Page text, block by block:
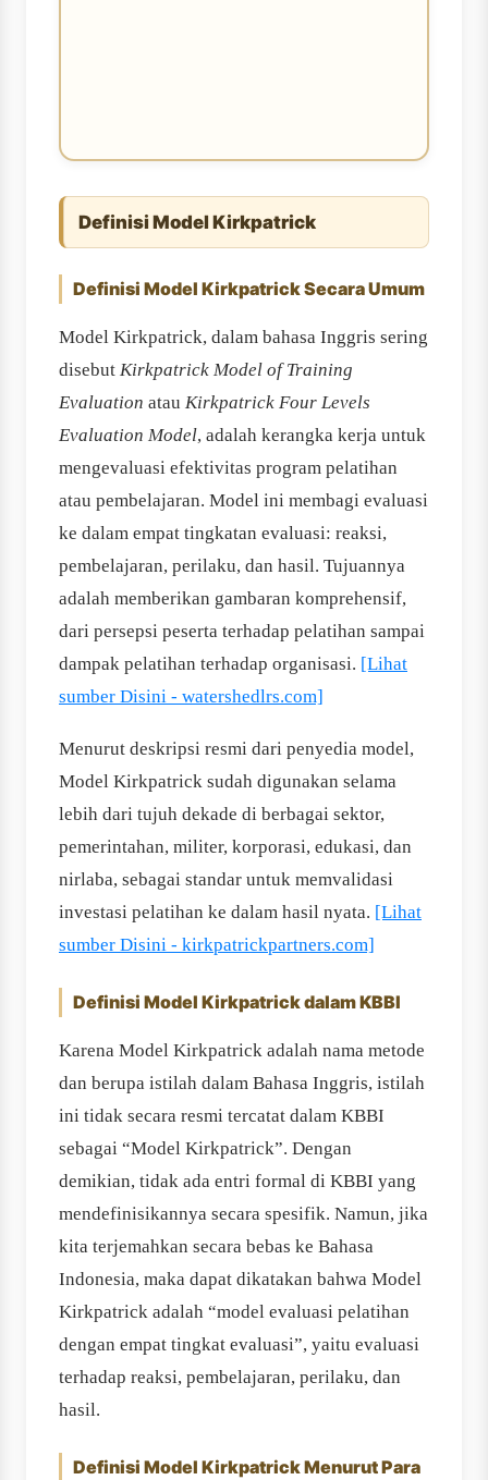
Definisi Model Kirkpatrick
Definisi Model Kirkpatrick Secara Umum
Model Kirkpatrick, dalam bahasa Inggris sering
disebut Kirkpatrick Model of Training
Evaluation atau Kirkpatrick Four Levels
Evaluation Model, adalah kerangka kerja untuk
mengevaluasi efektivitas program pelatihan
atau pembelajaran. Model ini membagi evaluasi
ke dalam empat tingkatan evaluasi: reaksi,
pembelajaran, perilaku, dan hasil. Tujuannya
adalah memberikan gambaran komprehensif,
dari persepsi peserta terhadap pelatihan sampai
dampak pelatihan terhadap organisasi. [Lihat
sumber Disini - watershedlrs.com]
Menurut deskripsi resmi dari penyedia model,
Model Kirkpatrick sudah digunakan selama
lebih dari tujuh dekade di berbagai sektor,
pemerintahan, militer, korporasi, edukasi, dan
nirlaba, sebagai standar untuk memvalidasi
investasi pelatihan ke dalam hasil nyata. [Lihat
sumber Disini - kirkpatrickpartners.com]
Definisi Model Kirkpatrick dalam KBBI
Karena Model Kirkpatrick adalah nama metode
dan berupa istilah dalam Bahasa Inggris, istilah
ini tidak secara resmi tercatat dalam KBBI
sebagai “Model Kirkpatrick”. Dengan
demikian, tidak ada entri formal di KBBI yang
mendefinisikannya secara spesifik. Namun, jika
kita terjemahkan secara bebas ke Bahasa
Indonesia, maka dapat dikatakan bahwa Model
Kirkpatrick adalah “model evaluasi pelatihan
dengan empat tingkat evaluasi”, yaitu evaluasi
terhadap reaksi, pembelajaran, perilaku, dan
hasil.
Definisi Model Kirkpatrick Menurut Para